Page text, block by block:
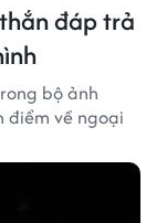
đáp trả
bộ ảnh
điểm về ngoại